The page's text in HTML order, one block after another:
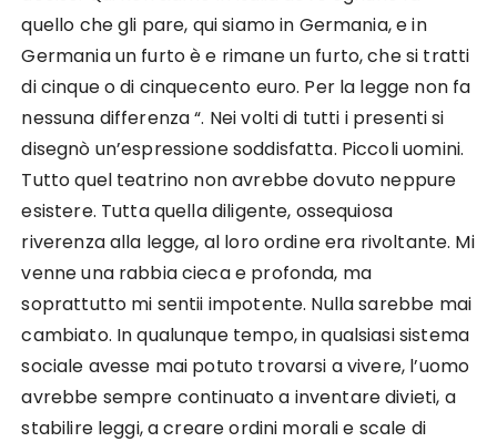
quello che gli pare, qui siamo in Germania, e in
Germania un furto è e rimane un furto, che si tratti
di cinque o di cinquecento euro. Per la legge non fa
nessuna differenza “. Nei volti di tutti i presenti si
disegnò un’espressione soddisfatta. Piccoli uomini.
Tutto quel teatrino non avrebbe dovuto neppure
esistere. Tutta quella diligente, ossequiosa
riverenza alla legge, al loro ordine era rivoltante. Mi
venne una rabbia cieca e profonda, ma
soprattutto mi sentii impotente. Nulla sarebbe mai
cambiato. In qualunque tempo, in qualsiasi sistema
sociale avesse mai potuto trovarsi a vivere, l’uomo
avrebbe sempre continuato a inventare divieti, a
stabilire leggi, a creare ordini morali e scale di